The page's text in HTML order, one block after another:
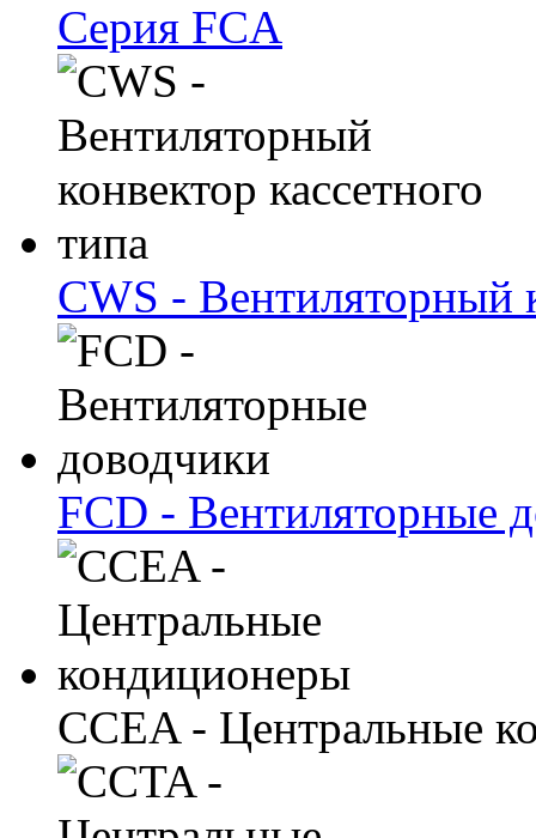
Серия FCA
CWS - Вентиляторный
FCD - Вентиляторные
CCEA - Центральные